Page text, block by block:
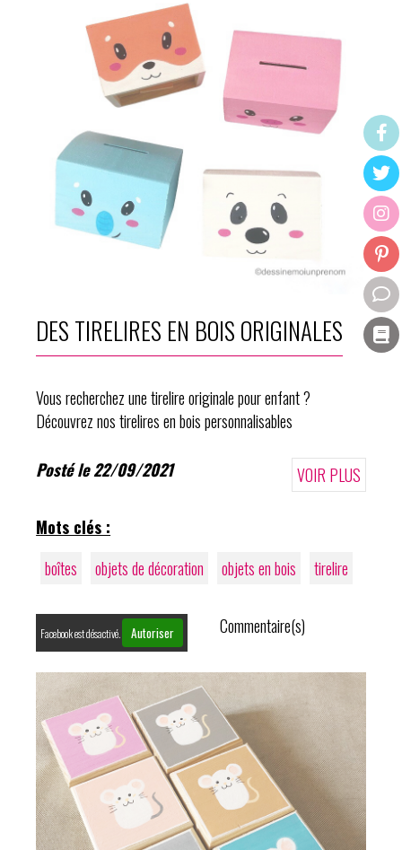
DES TIRELIRES EN BOIS ORIGINALES
Vous recherchez une tirelire originale pour enfant ?
Découvrez nos tirelires en bois personnalisables
Posté le 22/09/2021 VOIR PLUS
Mots clés :
boîtes
objets de décoration objets en bois tirelire
Facebook est désactivé. Autoriser Commentaire(s)